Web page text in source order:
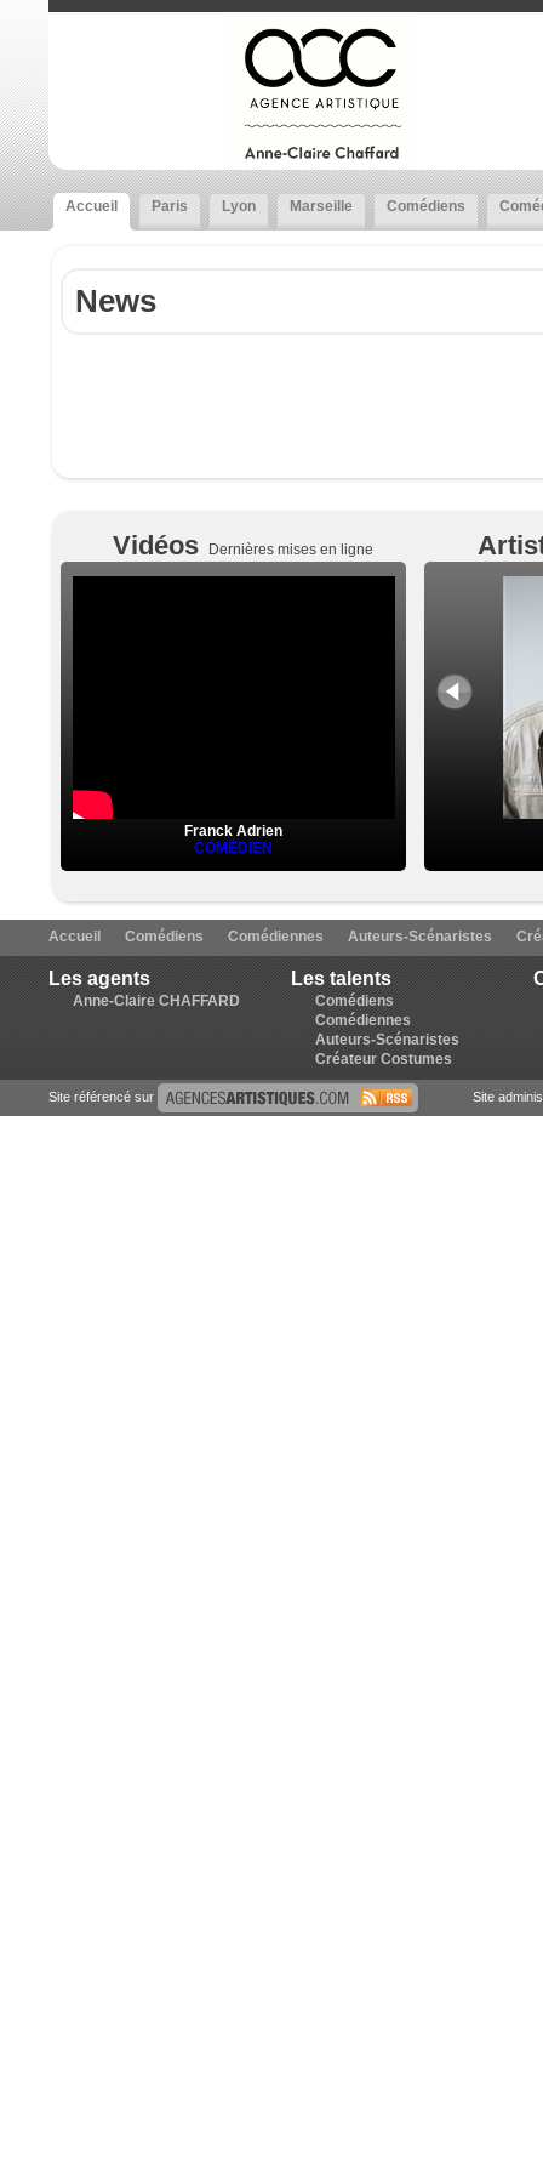
Accueil Paris Lyon Marseille Comédiens
News
Vidéos Dernières mises en ligne
Franck Adrien
COMÉDIEN
Accueil Comédiens Comédiennes Auteurs-Scénaristes
Les agents
Anne-Claire CHAFFARD
Les talents
Comédiens
Comédiennes
Auteurs-Scénaristes
Créateur Costumes
Site référencé sur Site